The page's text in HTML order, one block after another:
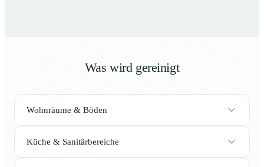
Was wird gereinigt
Wohnräume & Böden
Küche & Sanitärbereiche